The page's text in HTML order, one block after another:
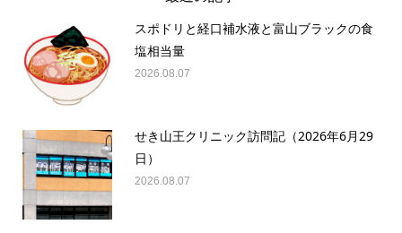
スポドリと経口補水液と富山ブラックの食
塩相当量
2026.08.07
せき山王クリニック訪問記（2026年6月29
日）
2026.08.07